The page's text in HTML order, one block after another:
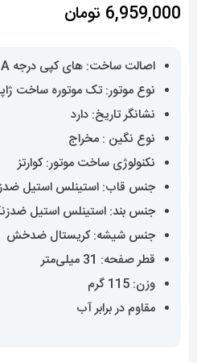
6,959,000 تومان
اصالت ساخت: های کپی درجه A+++
نوع موتور: تک موتوره ساخت
نشانگر تاریخ: دارد
نوع نگین : مخراج
نکنولوژی ساخت موتور: کوارتز
جنس قاب: استینلس استیل
جنس بند: استینلس استیل
جنس شیشه: کریستال ضدخش
قطر صفحه: 31 میلی‌متر
وزن: 115 گرم
مقاوم در برابر آب